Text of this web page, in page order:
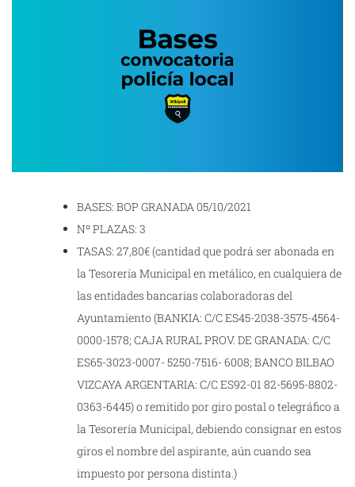
BASES: BOP GRANADA 05/10/2021
Nº PLAZAS: 3
TASAS: 27,80€ (cantidad que podrá ser abonada en
la Tesorería Municipal en metálico, en cualquiera de
las entidades bancarias colaboradoras del
Ayuntamiento (BANKIA: C/C ES45-2038-3575-4564-
0000-1578; CAJA RURAL PROV. DE GRANADA: C/C
ES65-3023-0007- 5250-7516- 6008; BANCO BILBAO
VIZCAYA ARGENTARIA: C/C ES92-01 82-5695-8802-
0363-6445) o remitido por giro postal o telegráfico a
la Tesorería Municipal, debiendo consignar en estos
giros el nombre del aspirante, aún cuando sea
impuesto por persona distinta.)